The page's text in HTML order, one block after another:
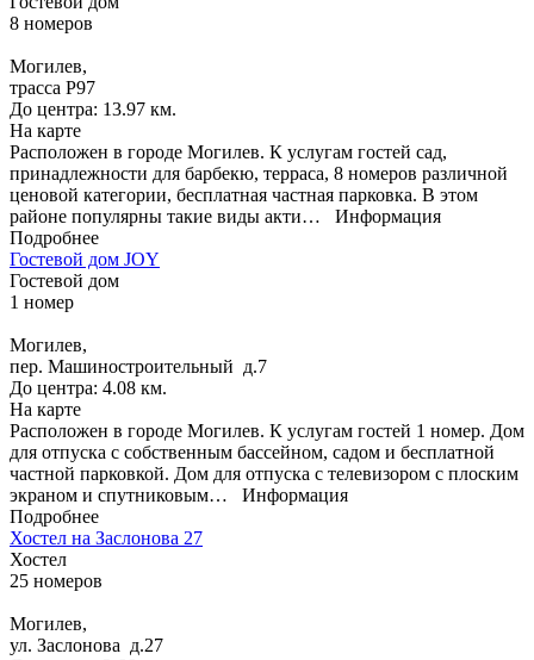
8 номеров
Могилев,
трасса P97
До центра: 13.97 км.
На карте
Расположен в городе Могилев. К услугам гостей сад,
принадлежности для барбекю, терраса, 8 номеров различной
ценовой категории, бесплатная частная парковка. В этом
районе популярны такие виды акти… Информация
Подробнее
Гостевой дом JOY
Гостевой дом
1 номер
Могилев,
пер. Машиностроительный д.7
До центра: 4.08 км.
На карте
Расположен в городе Могилев. К услугам гостей 1 номер. Дом
для отпуска с собственным бассейном, садом и бесплатной
частной парковкой. Дом для отпуска с телевизором с плоским
экраном и спутниковым… Информация
Подробнее
Хостел на Заслонова 27
Хостел
25 номеров
Могилев,
ул. Заслонова д.27